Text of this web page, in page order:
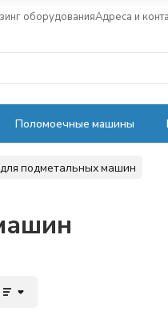
оборудованияАдреса и
Поломоечные машины
подметальных машин